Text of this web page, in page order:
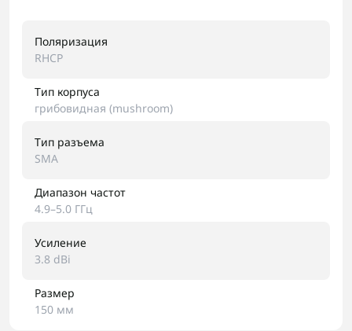
Поляризация
RHCP
Тип корпуса
грибовидная (mushroom)
Тип разъема
SMA
Диапазон частот
4.9–5.0 ГГц
Усиление
3.8 dBi
Размер
150 мм